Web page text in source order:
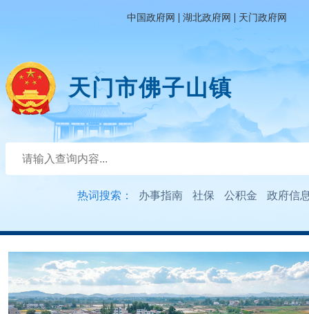
中国政府网 | 湖北政府网 | 天门政府网
天门市佛子山镇
热词搜索： 办事指南 社保 公积金 政府信